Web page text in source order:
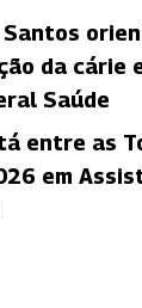
da cárie
Saúde
entre as
em